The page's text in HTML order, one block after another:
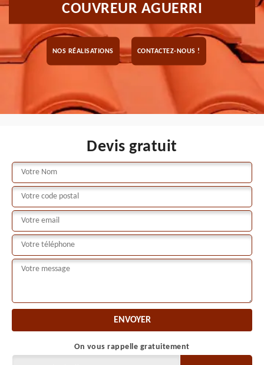
COUVREUR AGUERRI
NOS RÉALISATIONS CONTACTEZ-NOUS !
Devis gratuit
On vous rappelle gratuitement